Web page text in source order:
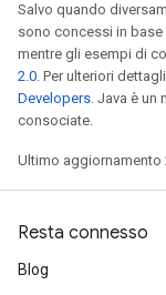
Salvo quando
sono concessi in base
mentre gli esempi di
2.0. Per ulteriori
Developers. Java è un
consociate.
Ultimo aggiornamento
Resta connesso
Blog